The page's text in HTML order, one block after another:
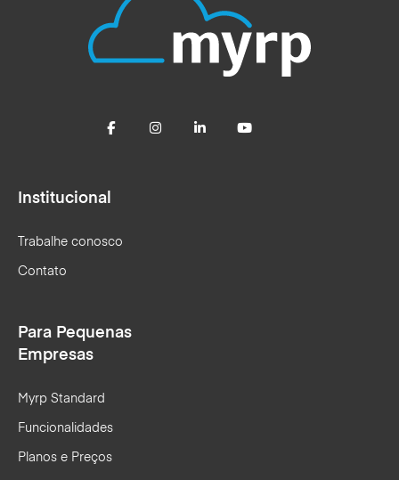
Institucional
Trabalhe conosco
Contato
Para Pequenas
Empresas
Myrp Standard
Funcionalidades
Planos e Preços